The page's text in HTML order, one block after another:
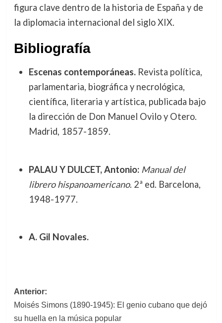
figura clave dentro de la historia de España y de
la diplomacia internacional del siglo XIX.
Bibliografía
Escenas contemporáneas.Revista política,
parlamentaria, biográfica y necrológica,
científica, literaria y artística, publicada bajo
la dirección de Don Manuel Ovilo y Otero.
Madrid, 1857-1859.
PALAU Y DULCET, Antonio: Manual del
librero hispanoamericano. 2ª ed. Barcelona,
1948-1977.
A. Gil Novales.
Navegación
de
Anterior:
Moisés Simons (1890-1945): El genio cubano que dejó
su huella en la música popular